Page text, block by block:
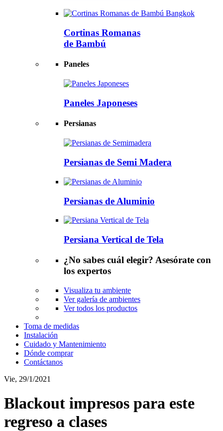
Cortinas Romanas
de Bambú
Paneles
Paneles Japoneses
Persianas
Persianas de Semi Madera
Persianas de Aluminio
Persiana Vertical de Tela
¿No sabes cuál elegir? Asesórate con
los expertos
Visualiza tu ambiente
Ver galería de ambientes
Ver todos los productos
Toma de medidas
Instalación
Cuidado y Mantenimiento
Dónde comprar
Contáctanos
Vie, 29/1/2021
Blackout impresos para este
regreso a clases